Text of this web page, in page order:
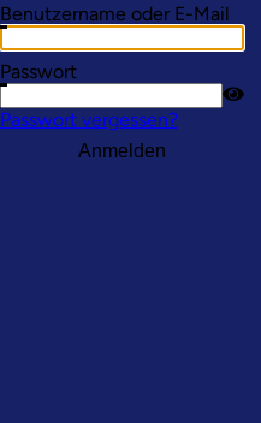
Benutzername oder E-Mail
Passwort
Passwort vergessen?
Anmelden